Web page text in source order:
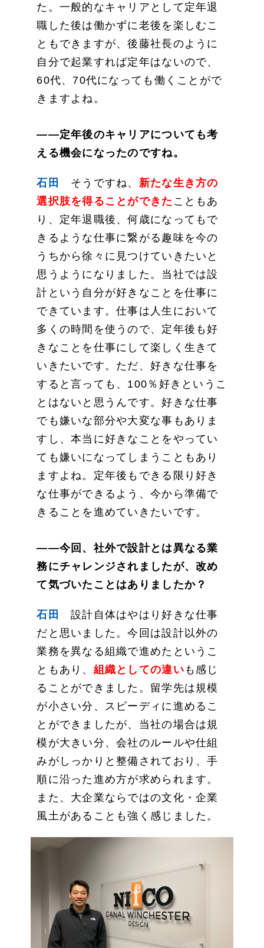
た。一般的なキャリアとして定年退
職した後は働かずに老後を楽しむこ
ともできますが、後藤社長のように
自分で起業すれば定年はないので、
60代、70代になっても働くことがで
きますよね。
——定年後のキャリアについても考
える機会になったのですね。
石田 そうですね、 新たな生き方の
選択肢を得ることができた こともあ
り、定年退職後、何歳になってもで
きるような仕事に繋がる趣味を今の
うちから徐々に見つけていきたいと
思うようになりました。当社では設
計という自分が好きなことを仕事に
できています。仕事は人生において
多くの時間を使うので、定年後も好
きなことを仕事にして楽しく生きて
いきたいです。ただ、好きな仕事を
すると言っても、100％好きというこ
とはないと思うんです。好きな仕事
でも嫌いな部分や大変な事もありま
すし、本当に好きなことをやってい
ても嫌いになってしまうこともあり
ますよね。定年後もできる限り好き
な仕事ができるよう、今から準備で
きることを進めていきたいです。
——今回、社外で設計とは異なる業
務にチャレンジされましたが、改め
て気づいたことはありましたか？
石田
設計自体はやはり好きな仕事
だと思いました。今回は設計以外の
業務を異なる組織で進めたというこ
ともあり、 組織としての違い も感じ
ることができました。留学先は規模
が小さい分、スピーディに進めるこ
とができましたが、当社の場合は規
模が大きい分、会社のルールや仕組
みがしっかりと整備されており、手
順に沿った進め方が求められます。
また、大企業ならではの文化・企業
風土があることも強く感じました。